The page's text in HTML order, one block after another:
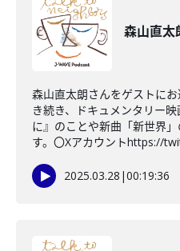
森山直太
森山直太朗さんをゲストに
き続き、ドキュメンタリー
に』のことや新曲「新世界
す。〇Xアカウントhttps://
2025.03.28 |00:19:36